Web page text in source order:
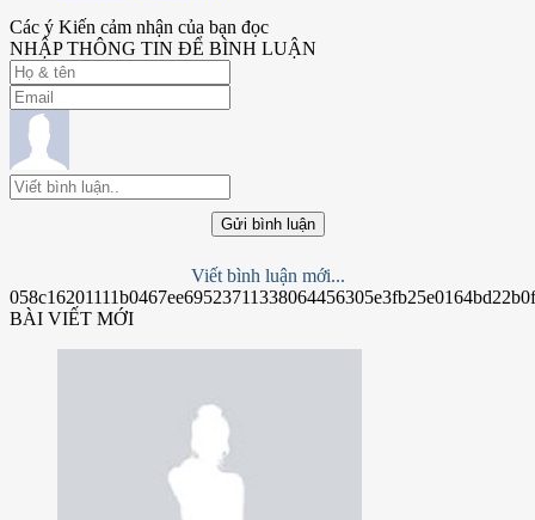
Các ý Kiến cảm nhận của bạn đọc
NHẬP THÔNG TIN ĐỂ BÌNH LUẬN
Gửi bình luận
Viết bình luận mới...
BÀI VIẾT MỚI